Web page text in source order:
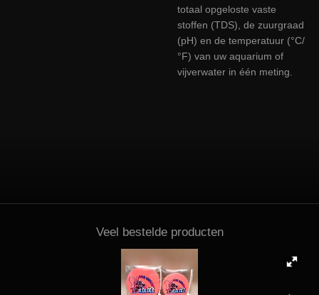
totaal opgeloste vaste
stoffen (TDS), de zuurgraad
(pH) en de temperatuur (°C/
°F) van uw aquarium of
vijverwater in één meting.
Veel bestelde producten